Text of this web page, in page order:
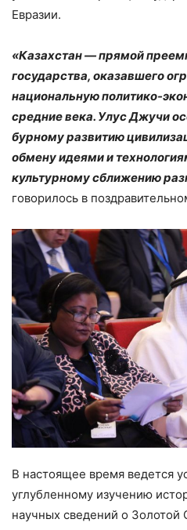
Евразии.
«Казахстан — прямой
государства, оказавшего
национальную политико-
средние века. Улус Джучи
бурному развитию
обмену идеями и
культурному сближению
говорилось в
В настоящее время ведется
углубленному изучению
научных сведений о Золотой